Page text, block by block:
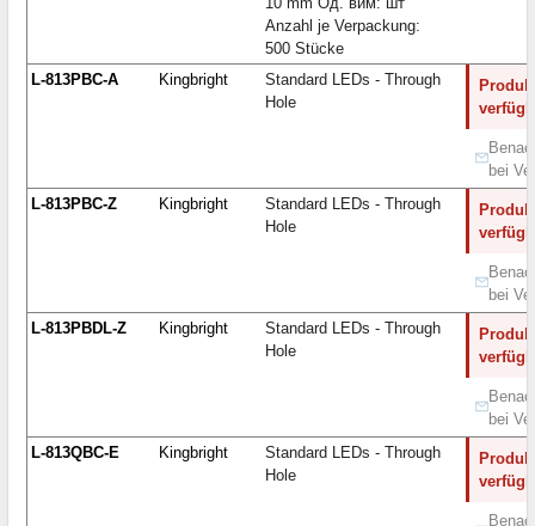
Anzahl je Verpackung:
500 Stücke
L-813PBC-A Kingbright
Standard LEDs - Through
Hole
bei
L-813PBC-Z
Kingbright
Standard LEDs - Through
Hole
bei
L-813PBDL-Z
Kingbright
Standard LEDs - Through
Hole
bei
L-813QBC-E
Kingbright
Standard LEDs - Through
Hole